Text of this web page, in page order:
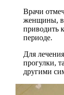
Врачи
женщины,
приводить
периоде.
Для
прогулки,
другими